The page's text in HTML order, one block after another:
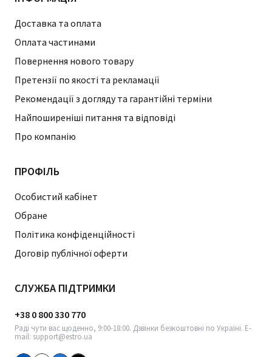
Доставка та оплата
Оплата частинами
Повернення нового товару
Претензії по якості та рекламації
Рекомендації з догляду та гарантійні терміни
Найпоширеніші питання та відповіді
Про компанію
ПРОФІЛЬ
Особистий кабінет
Обране
Політика конфіденційності
Договір публічної оферти
СЛУЖБА ПІДТРИМКИ
+38 0 800 330 770
Раді чути вас щоденно, 9:00-18:00. Дзвінки безкоштовні по Україні. E-
mail: support@estro.ua